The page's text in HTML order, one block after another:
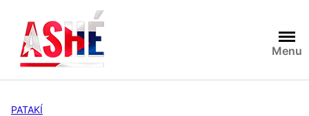
contenido
Menu
PATAKÍ